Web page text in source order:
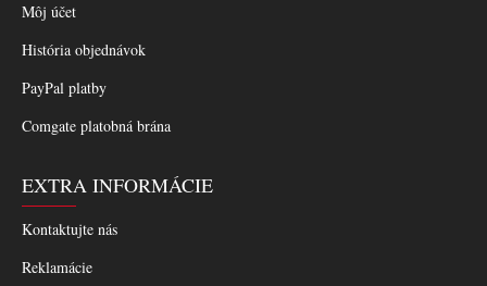
Môj účet
História objednávok
PayPal platby
Comgate platobná brána
EXTRA INFORMÁCIE
Kontaktujte nás
Reklamácie